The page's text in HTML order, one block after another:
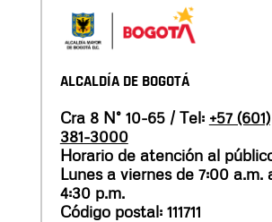
ALCALDÍA DE BOGOTÁ
Cra 8 N° 10-65 / Tel: +57 (601)
381-3000
Horario de atención al
Lunes a viernes de 7:00 a.m.
4:30 p.m.
Código postal: 111711